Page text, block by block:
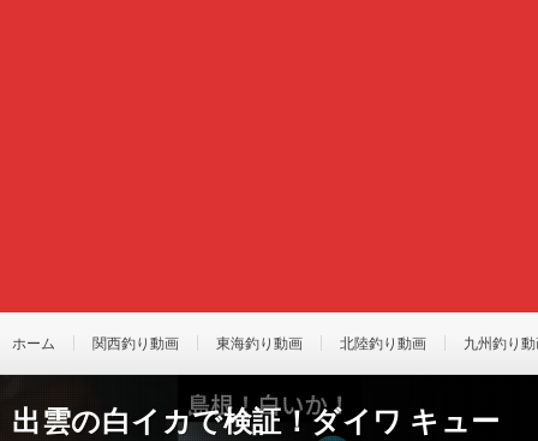
ホーム 関西釣り動画 東海釣り動画 北陸釣り動画 九州釣り
出雲の白イカで検証！ダイワ キュー